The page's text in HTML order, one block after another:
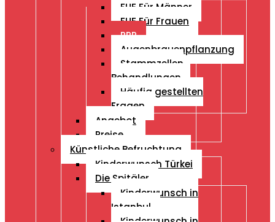
FUE Für Männer
FUE Für Frauen
PRP
Augenbrauenpflanzung
Stammzellen
Behandlungen
Häufig gestellten
Fragen
Angebot
Preise
Künstliche Befruchtung
Kinderwunsch Türkei
Die Spitäler
Kinderwunsch in
Istanbul